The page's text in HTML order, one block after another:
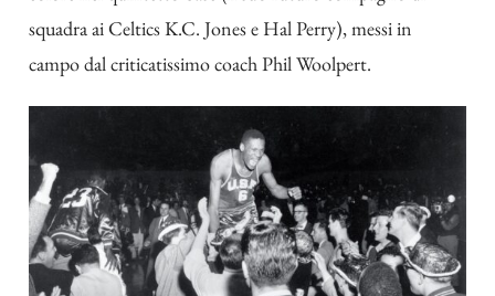
squadra ai Celtics K.C. Jones e Hal Perry), messi in
campo dal criticatissimo coach Phil Woolpert.